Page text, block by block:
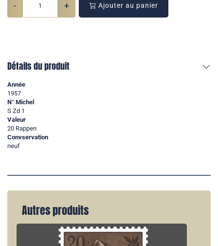
- + Ajouter au panier
Détails du produit
Année
1957
N° Michel
S Zd 1
Valeur
20 Rappen
Convservation
neuf
Autres produits